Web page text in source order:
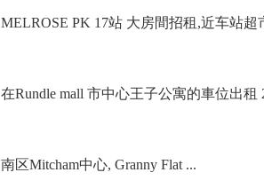
MELROSE PK 17站 大房間招租,近车站超
在Rundle mall 市中心王子公寓的車位出租
南区Mitcham中心, Granny Flat ...